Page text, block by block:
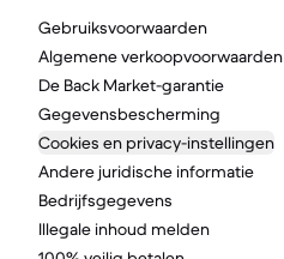
Gebruiksvoorwaarden
Algemene verkoopvoorwaarden
De Back Market-garantie
Gegevensbescherming
Cookies en privacy-instellingen
Andere juridische informatie
Bedrijfsgegevens
Illegale inhoud melden